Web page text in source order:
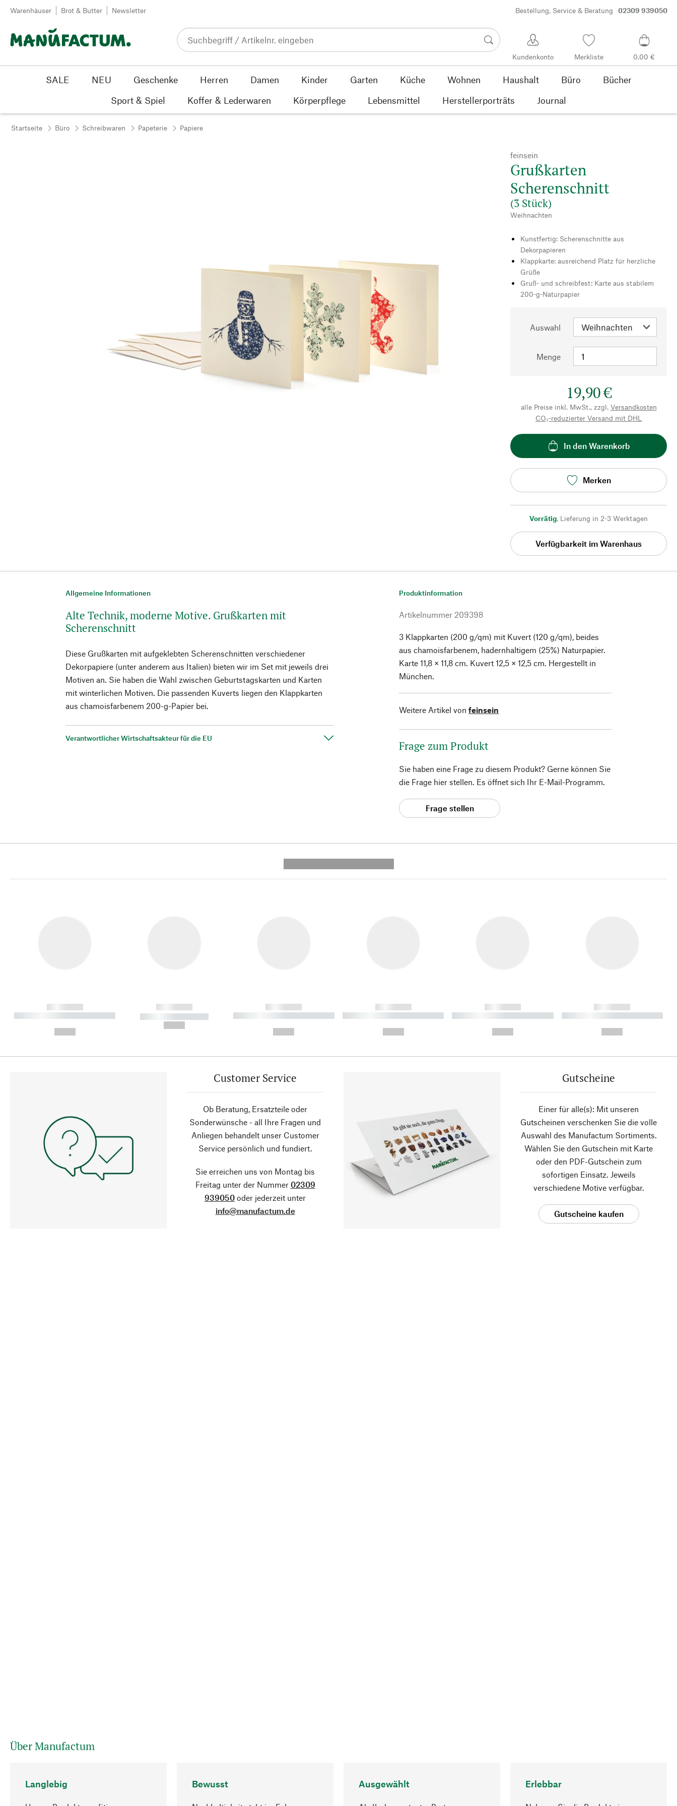
Zum Inhalt springen
Warenhäuser Brot & Butter Newsletter Bestellung, Service & Beratung 02309 939050
Kundenkonto Merkliste 0,00 €
SALE NEU Geschenke Herren Damen Kinder Garten Küche Wohnen Haushalt Büro
Bücher
Sport & Spiel
Koffer & Lederwaren Körperpflege Lebensmittel Herstellerporträts Journal
Startseite Büro Schreibwaren Papeterie Papiere
feinsein
Grußkarten
Scherenschnitt
(3 Stück)
Weihnachten
Kunstfertig: Scherenschnitte aus
Dekorpapieren
Klappkarte: ausreichend Platz für herzliche
Grüße
Gruß- und schreibfest: Karte aus stabilem
200-g-Naturpapier
Auswahl
Menge
19,90 €
alle Preise inkl. MwSt., zzgl. Versandkosten
CO₂-reduzierter Versand mit DHL
In den Warenkorb
Merken
Vorrätig, Lieferung in 2-3 Werktagen
Verfügbarkeit im Warenhaus
Allgemeine Informationen
Alte Technik, moderne Motive. Grußkarten mit
Scherenschnitt
Diese Grußkarten mit aufgeklebten Scherenschnitten verschiedener
Dekorpapiere (unter anderem aus Italien) bieten wir im Set mit jeweils drei
Motiven an. Sie haben die Wahl zwischen Geburtstagskarten und Karten
mit winterlichen Motiven. Die passenden Kuverts liegen den Klappkarten
aus chamoisfarbenem 200-g-Papier bei.
Verantwortlicher Wirtschaftsakteur für die EU
Produktinformation
Artikelnummer 209398
3 Klappkarten (200 g/qm) mit Kuvert (120 g/qm), beides
aus chamoisfarbenem, hadernhaltigem (25%) Naturpapier.
Karte 11,8 × 11,8 cm. Kuvert 12,5 × 12,5 cm. Hergestellt in
München.
Weitere Artikel von feinsein
Frage zum Produkt
Sie haben eine Frage zu diesem Produkt? Gerne können Sie
die Frage hier stellen. Es öffnet sich Ihr E-Mail-Programm.
Frage stellen
------------
----------- ----------- ----------
------------
----------- -----------
------------
----------- ----------- ----------
------------
----------- ----------- ----------
------------
----------- ----------- ----------
------------
----------- ----------- ----------
Customer Service
Ob Beratung, Ersatzteile oder
Sonderwünsche - all Ihre Fragen und
Anliegen behandelt unser Customer
Service persönlich und fundiert.
Sie erreichen uns von Montag bis
Freitag unter der Nummer 02309
939050 oder jederzeit unter
info@manufactum.de
Gutscheine
Einer für alle(s): Mit unseren
Gutscheinen verschenken Sie die volle
Auswahl des Manufactum Sortiments.
Wählen Sie den Gutschein mit Karte
oder den PDF-Gutschein zum
sofortigen Einsatz. Jeweils
verschiedene Motive verfügbar.
Gutscheine kaufen
Über Manufactum
Langlebig Bewusst Ausgewählt Erlebbar